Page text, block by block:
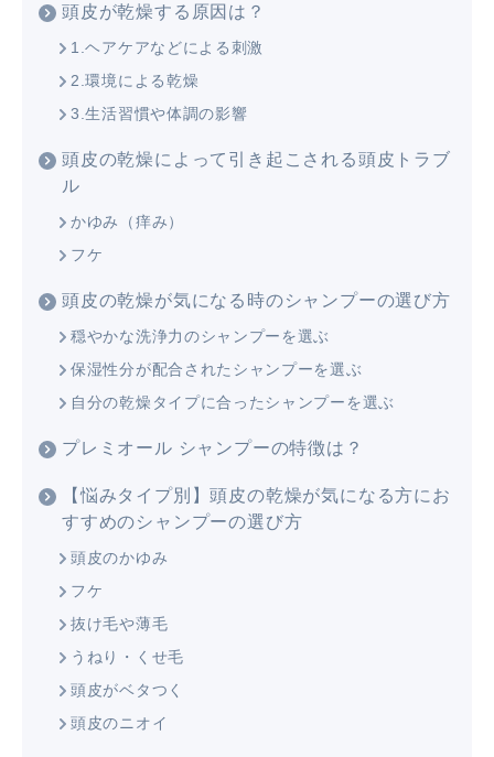
頭皮が乾燥する原因は？
1.ヘアケアなどによる刺激
2.環境による乾燥
3.生活習慣や体調の影響
頭皮の乾燥によって引き起こされる頭皮トラブ
ル
かゆみ（痒み）
フケ
頭皮の乾燥が気になる時のシャンプーの選び方
穏やかな洗浄力のシャンプーを選ぶ
保湿性分が配合されたシャンプーを選ぶ
自分の乾燥タイプに合ったシャンプーを選ぶ
プレミオール シャンプーの特徴は？
【悩みタイプ別】頭皮の乾燥が気になる方にお
すすめのシャンプーの選び方
頭皮のかゆみ
フケ
抜け毛や薄毛
うねり・くせ毛
頭皮がベタつく
頭皮のニオイ